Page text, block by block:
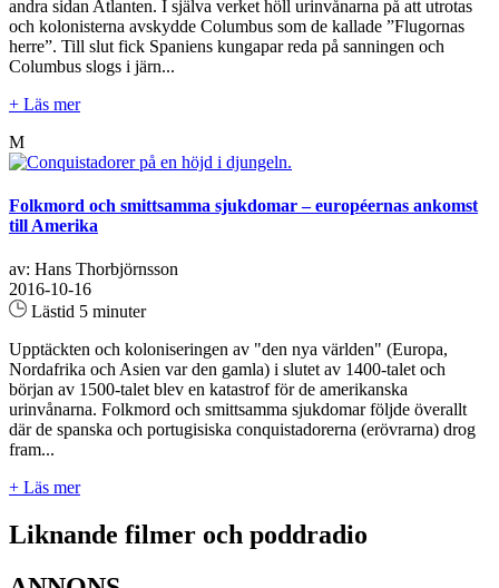
andra sidan Atlanten. I själva verket höll urinvånarna på att utrotas
och kolonisterna avskydde Columbus som de kallade ”Flugornas
herre”. Till slut fick Spaniens kungapar reda på sanningen och
Columbus slogs i järn...
+ Läs mer
M
Folkmord och smittsamma sjukdomar – européernas ankomst
till Amerika
av: Hans Thorbjörnsson
2016-10-16
Lästid 5 minuter
Upptäckten och koloniseringen av "den nya världen" (Europa,
Nordafrika och Asien var den gamla) i slutet av 1400-talet och
början av 1500-talet blev en katastrof för de amerikanska
urinvånarna. Folkmord och smittsamma sjukdomar följde överallt
där de spanska och portugisiska conquistadorerna (erövrarna) drog
fram...
+ Läs mer
Liknande filmer och poddradio